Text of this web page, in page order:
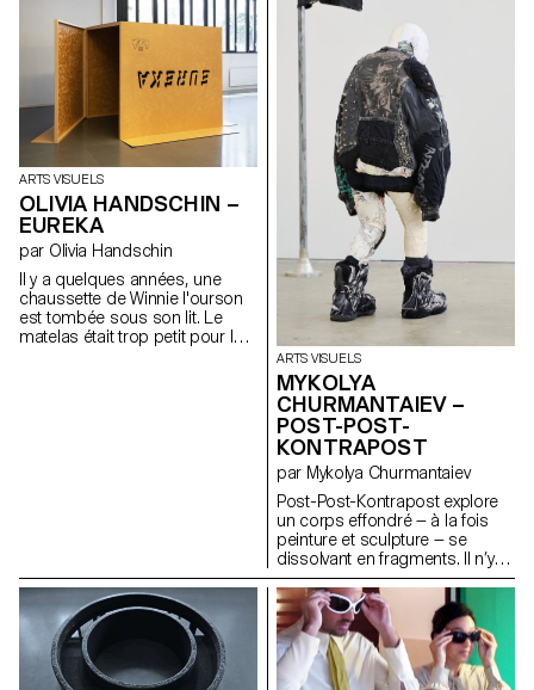
ARTS VISUELS
OLIVIA HANDSCHIN –
EUREKA
par Olivia Handschin
Il y a quelques années, une
chaussette de Winnie l'ourson
est tombée sous son lit. Le
matelas était trop petit pour le
collecte tous ces petits objets
oubliés qui glissent entre les
panneaux—une sorte de portail
vers un royaume oublié, enfoui
sous la poussière et des boîtes
de rangement anciennes.
ARTS VISUELS
MYKOLYA
CHURMANTAIEV –
POST-POST-
KONTRAPOST
par Mykolya Churmantaiev
Post-Post-Kontrapost explore
un corps effondré — à la fois
peinture et sculpture — se
dissolvant en fragments. Il n’y a
plus d’action, seulement une
trace. Une figure s’est
échappée de l’espace qui la
retenait ; il ne reste qu’une
absence. Des oiseaux
l’entourent — ni hostiles, ni